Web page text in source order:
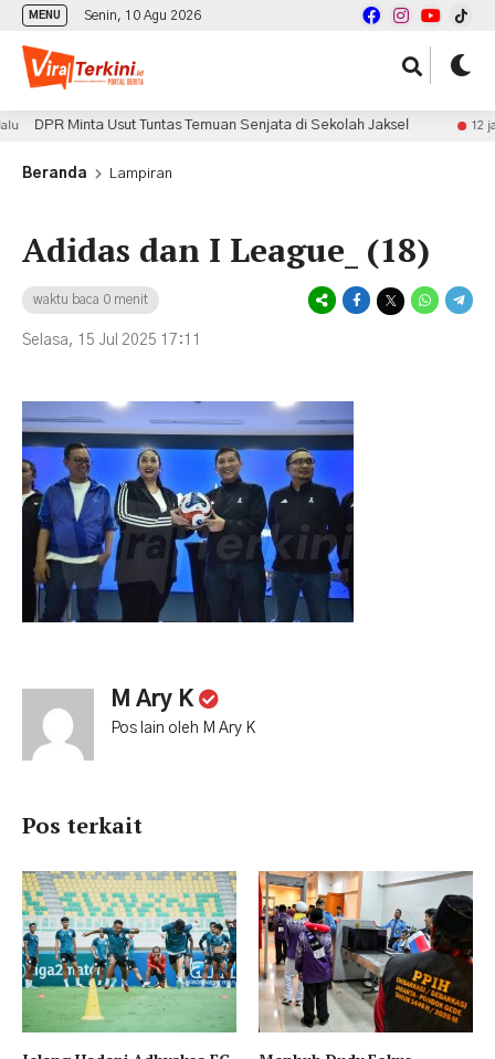
MENU Senin, 10 Agu 2026
DPR Minta Usut Tuntas Temuan Senjata di Sekolah Jaksel 12 jam
Beranda Lampiran
Adidas dan I League_ (18)
waktu baca 0 menit
Selasa, 15 Jul 2025 17:11
M Ary K
Pos lain oleh M Ary K
Pos terkait